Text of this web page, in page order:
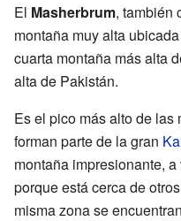
El Masherbrum, también
montaña muy alta
cuarta montaña más alta
alta de Pakistán.
Es el pico más alto de las
forman parte de la gran
montaña impresionante,
porque está cerca de
misma zona se